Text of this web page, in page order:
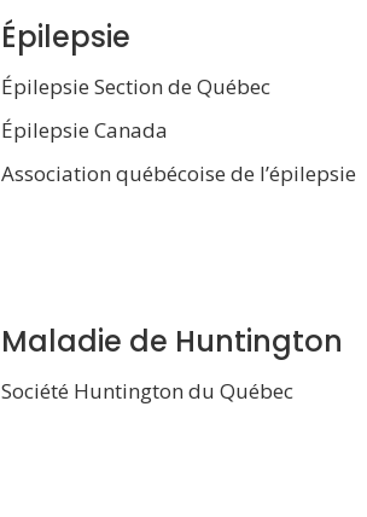
Épilepsie
Épilepsie Section de Québec
Épilepsie Canada
Association québécoise de l’épilepsie
Maladie de Huntington
Société Huntington du Québec